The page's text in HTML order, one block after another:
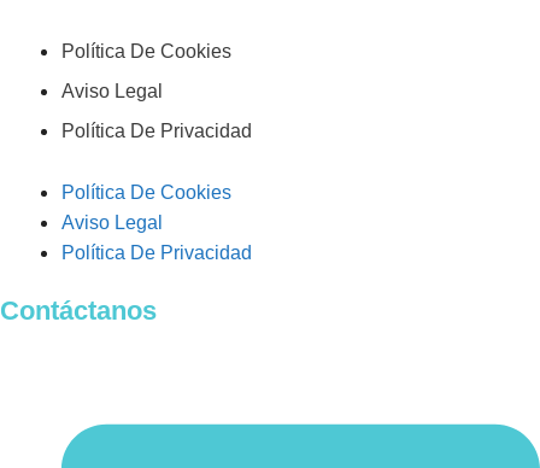
Política De Cookies
Aviso Legal
Política De Privacidad
Política De Cookies
Aviso Legal
Política De Privacidad
Contáctanos